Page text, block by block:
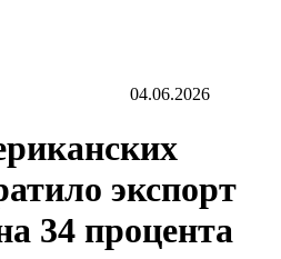
04.06.2026
экспорт
34 процента